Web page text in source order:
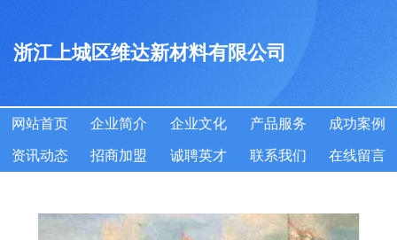
浙江上城区维达新材料有限公司
网站首页 企业简介 企业文化 产品服务 成功案例
资讯动态 招商加盟 诚聘英才 联系我们 在线留言